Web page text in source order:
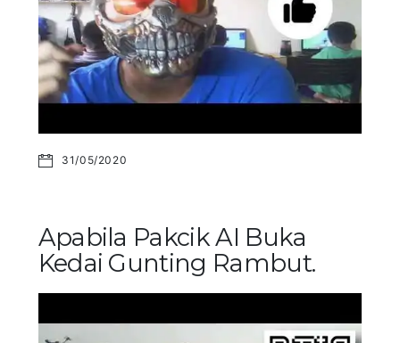
31/05/2020
Apabila Pakcik AI Buka
Kedai Gunting Rambut.